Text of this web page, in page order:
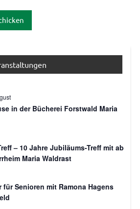
in der Bücherei Forstwald Maria
– 10 Jahre Jubiläums-Treff mit ab
Maria Waldrast
für Senioren mit Ramona Hagens